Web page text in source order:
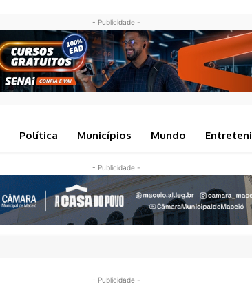
- Publicidade -
Política Municípios Mundo
- Publicidade -
- Publicidade -